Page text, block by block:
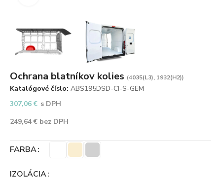
Ochrana blatníkov kolies (4035(L3), 1932(H2))
Katalógové číslo: ABS195DSD-CI-S-GEM
307,06€ s DPH
249,64€ bez DPH
FARBA
IZOLÁCIA